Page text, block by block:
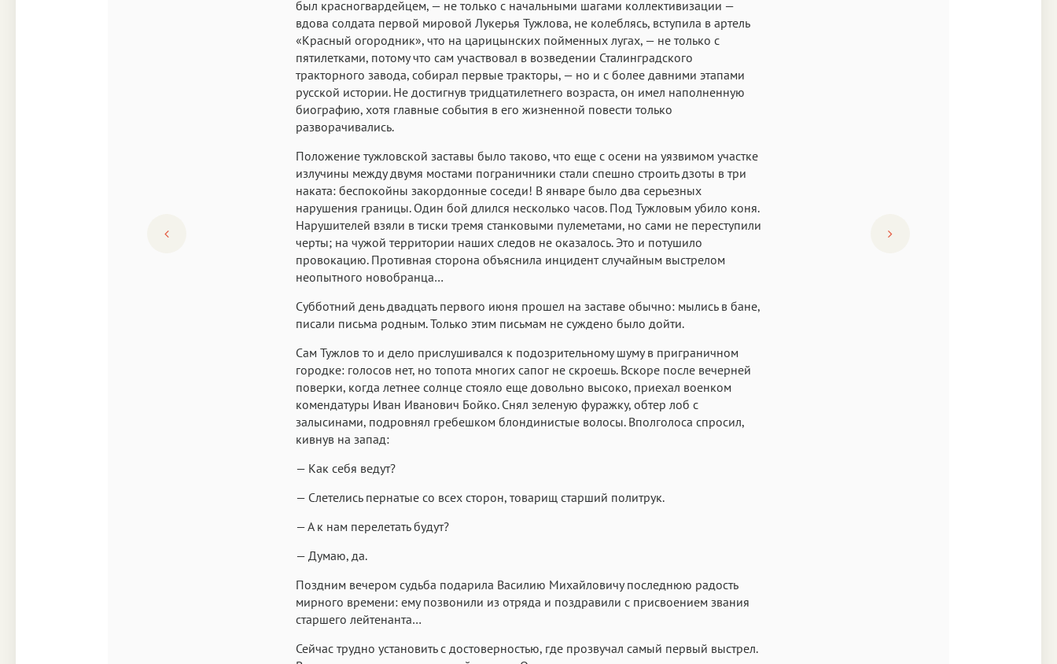
был красногвардейцем, — не только с начальными шагами коллективизации —
вдова солдата первой мировой Лукерья Тужлова, не колеблясь, вступила в артель
«Красный огородник», что на царицынских пойменных лугах, — не только с
пятилетками, потому что сам участвовал в возведении Сталинградского
тракторного завода, собирал первые тракторы, — но и с более давними этапами
русской истории. Не достигнув тридцатилетнего возраста, он имел наполненную
биографию, хотя главные события в его жизненной повести только
разворачивались.
Положение тужловской заставы было таково, что еще с осени на уязвимом участке
излучины между двумя мостами пограничники стали спешно строить дзоты в три
наката: беспокойны закордонные соседи! В январе было два серьезных
нарушения границы. Один бой длился несколько часов. Под Тужловым убило коня.
Нарушителей взяли в тиски тремя станковыми пулеметами, но сами не переступили
черты; на чужой территории наших следов не оказалось. Это и потушило
провокацию. Противная сторона объяснила инцидент случайным выстрелом
неопытного новобранца…
Субботний день двадцать первого июня прошел на заставе обычно: мылись в бане,
писали письма родным. Только этим письмам не суждено было дойти.
Сам Тужлов то и дело прислушивался к подозрительному шуму в приграничном
городке: голосов нет, но топота многих сапог не скроешь. Вскоре после вечерней
поверки, когда летнее солнце стояло еще довольно высоко, приехал военком
комендатуры Иван Иванович Бойко. Снял зеленую фуражку, обтер лоб с
залысинами, подровнял гребешком блондинистые волосы. Вполголоса спросил,
кивнув на запад:
— Как себя ведут?
— Слетелись пернатые со всех сторон, товарищ старший политрук.
— А к нам перелетать будут?
— Думаю, да.
Поздним вечером судьба подарила Василию Михайловичу последнюю радость
мирного времени: ему позвонили из отряда и поздравили с присвоением звания
старшего лейтенанта…
Сейчас трудно установить с достоверностью, где прозвучал самый первый выстрел.